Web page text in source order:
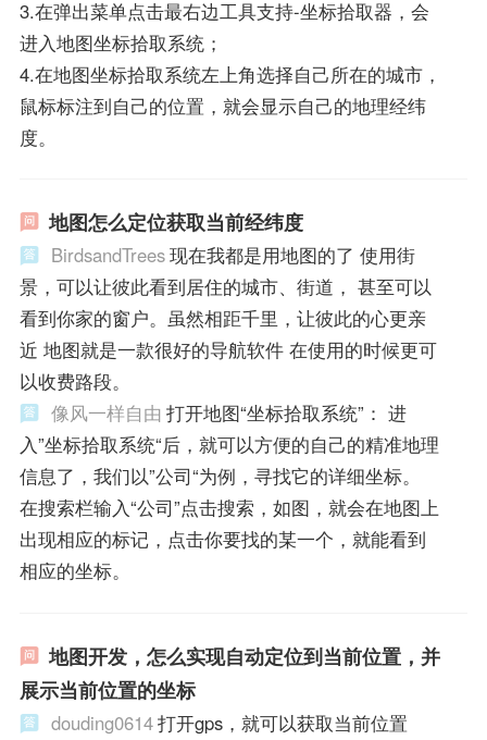
3.在弹出菜单点击最右边工具支持-坐标拾取器，会
进入地图坐标拾取系统；
4.在地图坐标拾取系统左上角选择自己所在的城市，
鼠标标注到自己的位置，就会显示自己的地理经纬
度。
地图怎么定位获取当前经纬度
BirdsandTrees现在我都是用地图的了 使用街
景，可以让彼此看到居住的城市、街道， 甚至可以
看到你家的窗户。虽然相距千里，让彼此的心更亲
近 地图就是一款很好的导航软件 在使用的时候更可
以收费路段。
像风一样自由 打开地图“坐标拾取系统”： 进
入”坐标拾取系统“后，就可以方便的自己的精准地理
信息了，我们以”公司“为例，寻找它的详细坐标。
在搜索栏输入“公司”点击搜索，如图，就会在地图上
出现相应的标记，点击你要找的某一个，就能看到
相应的坐标。
地图开发，怎么实现自动定位到当前位置，并
展示当前位置的坐标
douding0614打开gps，就可以获取当前位置